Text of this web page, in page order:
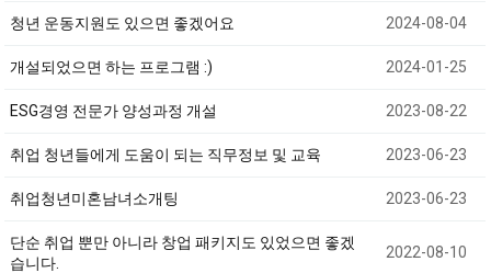
청년 운동지원도 있으면 좋겠어요 2024-08-04
개설되었으면 하는 프로그램 :) 2024-01-25
ESG경영 전문가 양성과정 개설 2023-08-22
취업 청년들에게 도움이 되는 직무정보 및 교육 2023-06-23
취업청년미혼남녀소개팅 2023-06-23
단순 취업 뿐만 아니라 창업 패키지도 있었으면 좋겠
습니다.
2022-08-10